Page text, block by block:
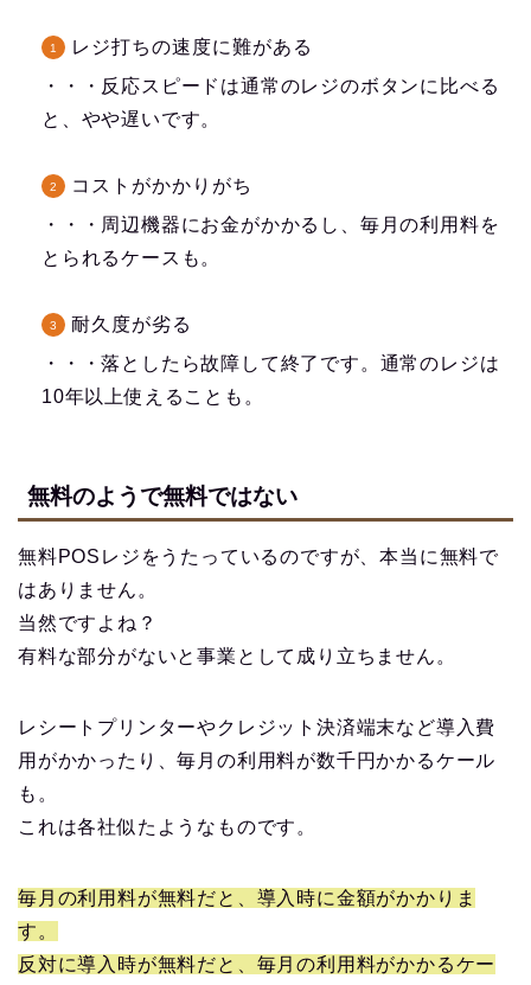
レジ打ちの速度に難がある
・・・反応スピードは通常のレジのボタンに比べる
と、やや遅いです。
コストがかかりがち
・・・周辺機器にお金がかかるし、毎月の利用料を
とられるケースも。
耐久度が劣る
・・・落としたら故障して終了です。通常のレジは
10年以上使えることも。
無料のようで無料ではない
無料POSレジをうたっているのですが、本当に無料で
はありません。
当然ですよね？
有料な部分がないと事業として成り立ちません。
レシートプリンターやクレジット決済端末など導入費
用がかかったり、毎月の利用料が数千円かかるケール
も。
これは各社似たようなものです。
毎月の利用料が無料だと、導入時に金額がかかりま
す。
反対に導入時が無料だと、毎月の利用料がかかるケー